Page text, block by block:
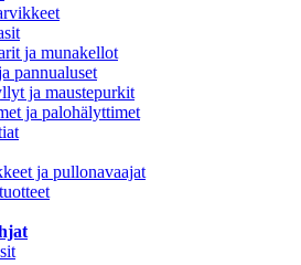
ja munakellot
pannualuset
ja maustepurkit
ja palohälyttimet
ja pullonavaajat